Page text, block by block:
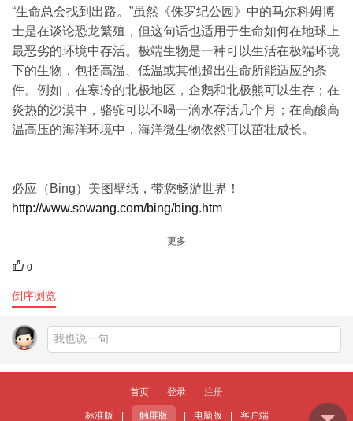
“生命总会找到出路。”虽然《侏罗纪公园》中的马尔科姆博
士是在谈论恐龙繁殖，但这句话也适用于生命如何在地球上
最恶劣的环境中存活。极端生物是一种可以生活在极端环境
下的生物，包括高温、低温或其他超出生命所能适应的条
件。例如，在寒冷的北极地区，企鹅和北极熊可以生存；在
炎热的沙漠中，骆驼可以不喝一滴水存活几个月；在高酸高
温高压的海洋环境中，海洋微生物依然可以茁壮成长。
必应（Bing）美图壁纸，带您畅游世界！
http://www.sowang.com/bing/bing.htm
更多
0
倒序浏览
首页 登录 注册
标准版 触屏版 电脑版 客户端